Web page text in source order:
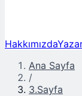
Hakkımızda
Ana Sayfa
/
3.Sayfa